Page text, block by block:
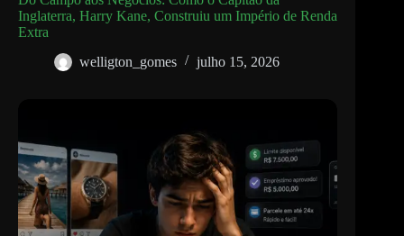
Inglaterra, Harry Kane, Construiu um Império de Renda
Extra
welligton_gomes
julho 15, 2026